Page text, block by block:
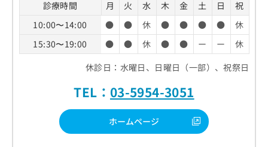
診療時間 月 火 水 木 金 土 日
祝
10:00〜14:00
● ● 休 ● ● ● ●
休
15:30〜19:00
● ● 休 ● ● ー ー
休
休診日：水曜日、日曜日（一部）、祝祭日
TEL： 03-5954-3051
ホームページ